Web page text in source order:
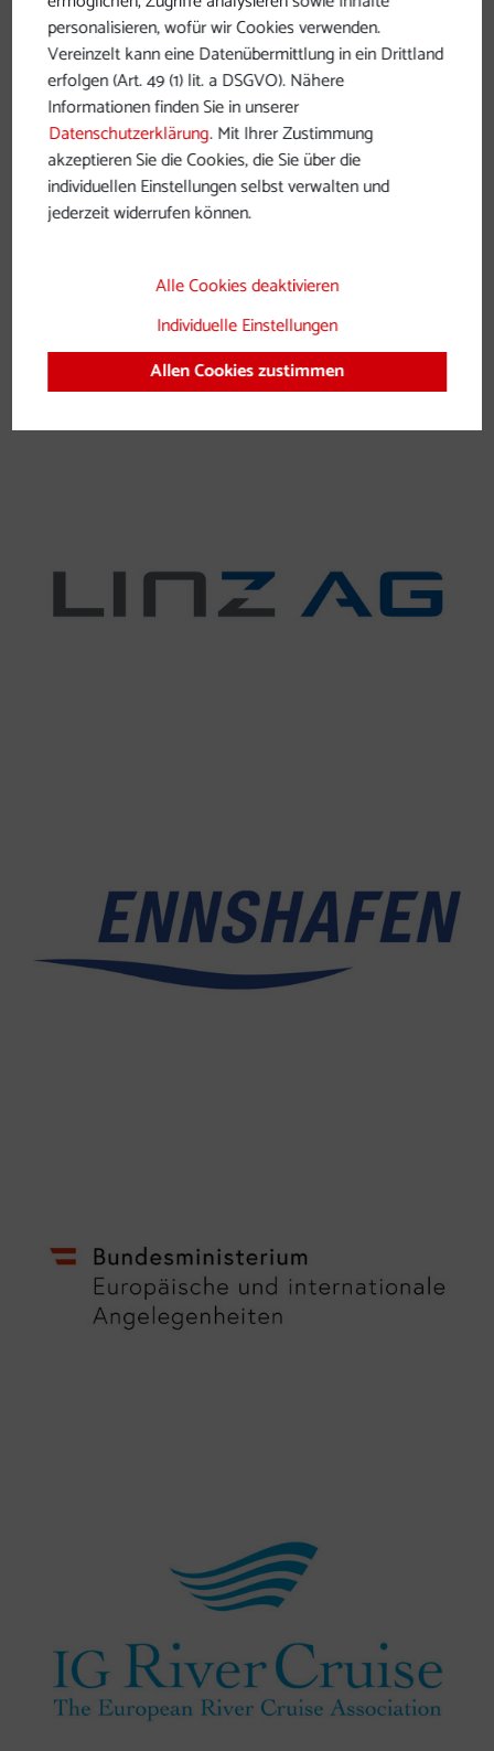
personalisieren, wofür wir Cookies verwenden.
Vereinzelt kann eine Datenübermittlung in ein Drittland
erfolgen (Art. 49 (1) lit. a DSGVO). Nähere
Informationen finden Sie in unserer
Datenschutzerklärung. Mit Ihrer Zustimmung
akzeptieren Sie die Cookies, die Sie über die
individuellen Einstellungen selbst verwalten und
jederzeit widerrufen können.
Alle Cookies deaktivieren
Individuelle Einstellungen
Allen Cookies zustimmen